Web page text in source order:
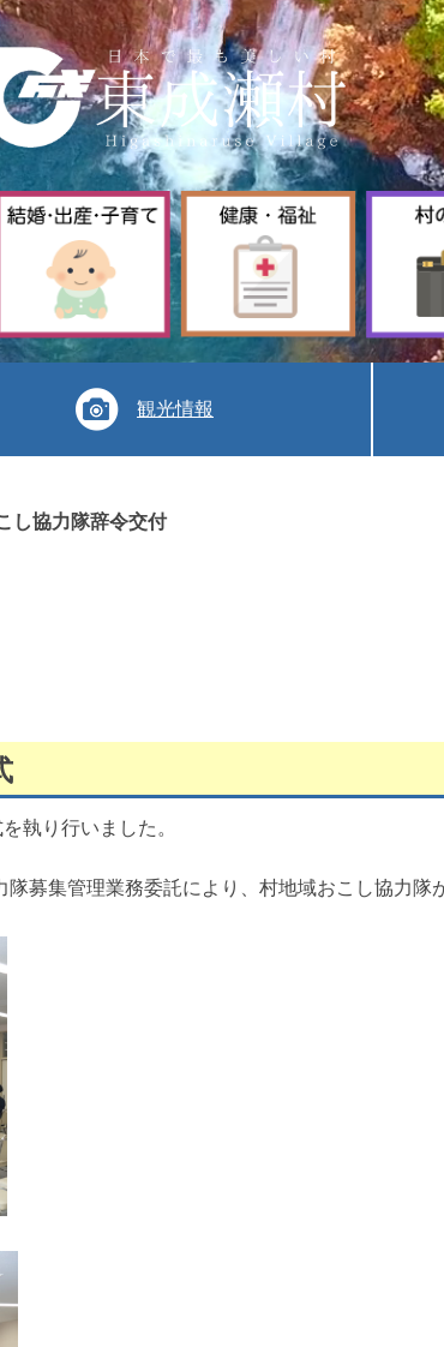
結
婚
出
産
子
育
て
健
福
祉
観光情報
し協力隊辞令交付
執り行いました。
募集管理業務委託により、村地域おこし協力隊